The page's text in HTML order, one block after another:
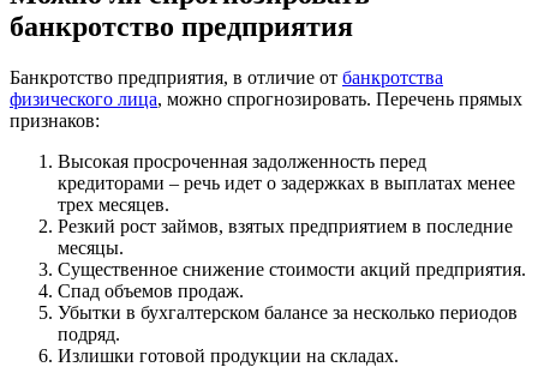
банкротство предприятия
Банкротство предприятия, в отличие от банкротства
физического лица, можно спрогнозировать. Перечень прямых
признаков:
Высокая просроченная задолженность перед
кредиторами – речь идет о задержках в выплатах менее
трех месяцев.
Резкий рост займов, взятых предприятием в последние
месяцы.
Существенное снижение стоимости акций предприятия.
Спад объемов продаж.
Убытки в бухгалтерском балансе за несколько периодов
подряд.
Излишки готовой продукции на складах.